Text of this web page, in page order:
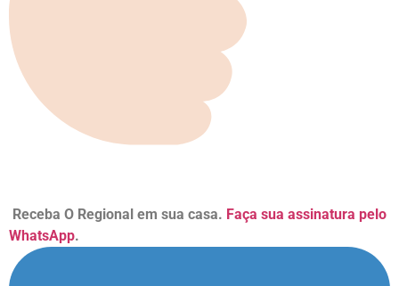
Receba O Regional em sua casa. Faça sua assinatura pelo
WhatsApp.